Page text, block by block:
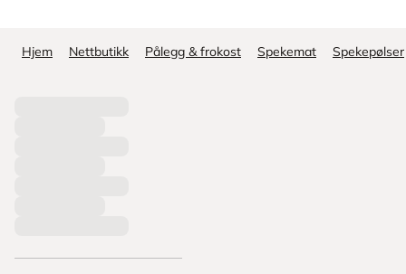
Hjem Nettbutikk Pålegg & frokost Spekemat Spekepølser